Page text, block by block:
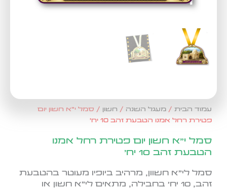
עמוד הבית/מעגל השנה/ חשון/ סמל י"א חשון יום
פטירת רחל אמנו הטבעת זהב 10 יח'
סמל י"א חשון יום פטירת רחל אמנו
הטבעת זהב 10 יח'
סמל לי"א חשוון, מרהיב ביופיו מעוטר בהטבעת
זהב, 10 יח' בחבילה, מתאים לי"א חשון או